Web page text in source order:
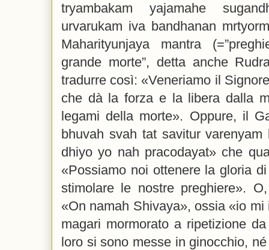
tryambakam yajamahe
urvarukam iva bandhanan
Maharityunjaya mantra
grande morte”, detta anche
tradurre così: «Veneriamo il
che dà la forza e la libera dalla
legami della morte». Oppure, il
bhuvah svah tat savitur
dhiyo yo nah pracodayat» che
«Possiamo noi ottenere la gloria
stimolare le nostre preghiere».
«On namah Shivaya», ossia «io
magari mormorato a ripetizione
loro si sono messe in ginocchio,